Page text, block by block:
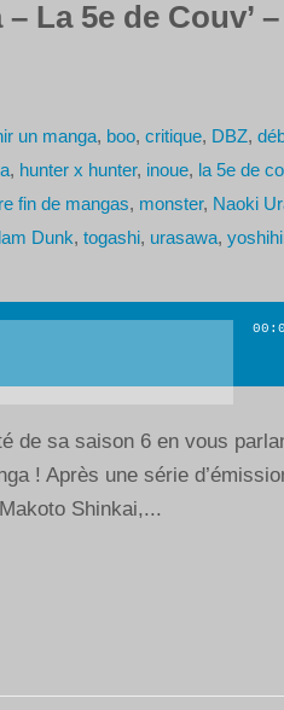
La 5e de Couv’
un manga, boo, critique, DBZ,
, hunter x hunter, inoue, la 5e de
fin de mangas, monster, Naoki
Dunk, togashi, urasawa,
de sa saison 6 en vous
! Après une série
Shinkai,...